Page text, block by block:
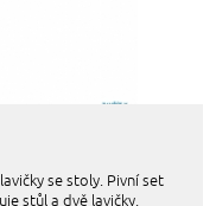
se stoly. Pivní set
stůl a dvě lavičky.